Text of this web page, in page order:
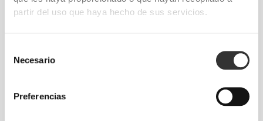
partir del uso que haya hecho de sus servicios.
Necesario
Preferencias
CARACTERÍSTICAS DEL